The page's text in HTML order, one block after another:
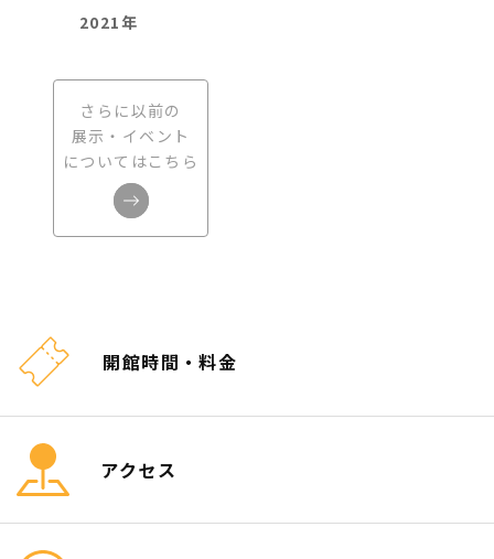
2021年
さらに以前の
展示・イベント
についてはこちら
開館時間・料金
アクセス